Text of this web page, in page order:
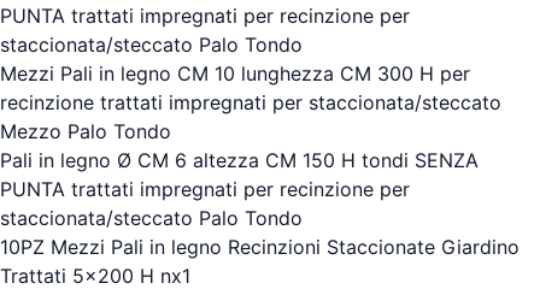
PUNTA trattati impregnati per recinzione per
staccionata/steccato Palo Tondo
Mezzi Pali in legno CM 10 lunghezza CM 300 H per
recinzione trattati impregnati per staccionata/steccato
Mezzo Palo Tondo
Pali in legno Ø CM 6 altezza CM 150 H tondi SENZA
PUNTA trattati impregnati per recinzione per
staccionata/steccato Palo Tondo
10PZ Mezzi Pali in legno Recinzioni Staccionate Giardino
Trattati 5x200 H nx1